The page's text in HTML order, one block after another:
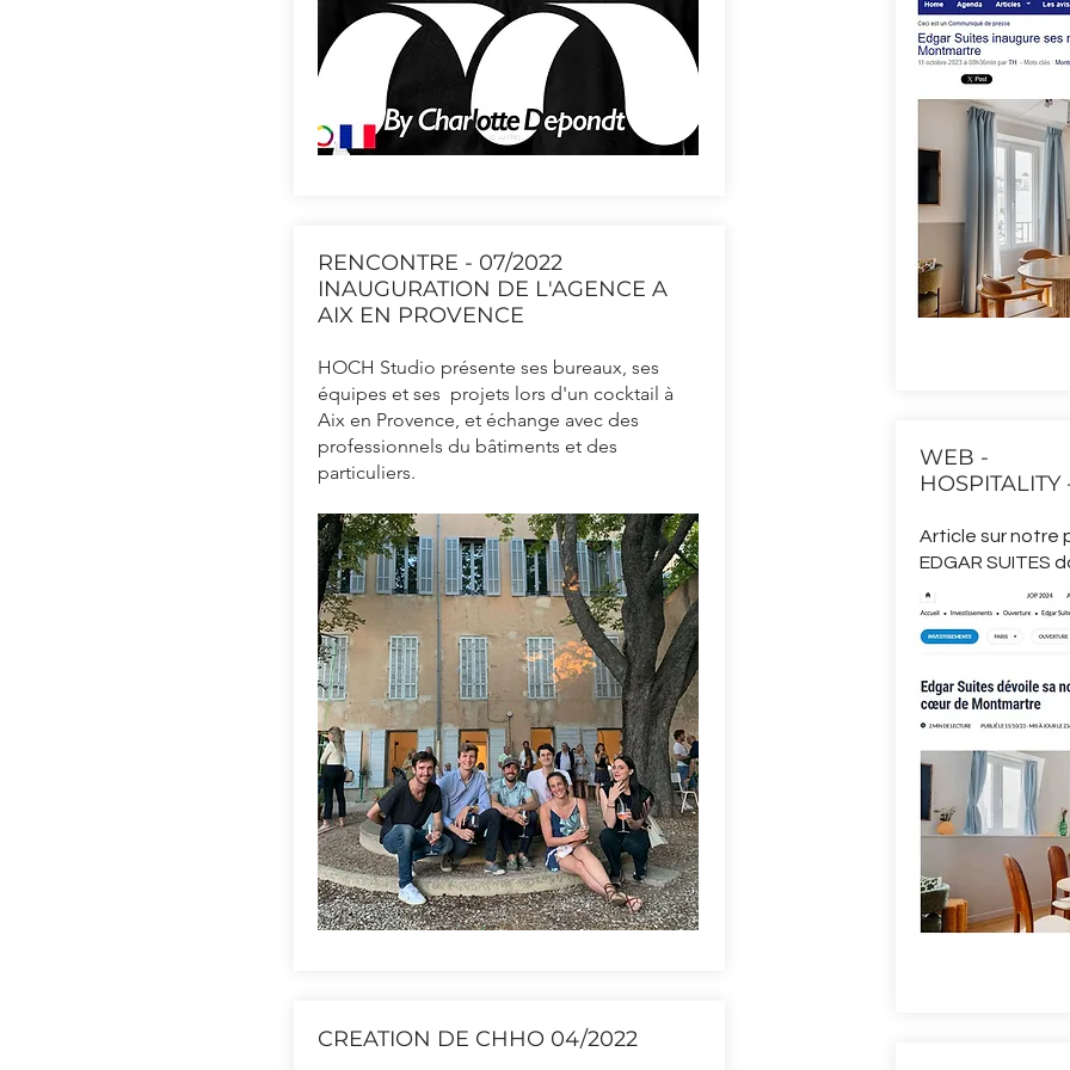
RENCONTRE - 07/2022
INAUGURATION DE L'AGENCE A
AIX EN PROVENCE
HOCH Studio présente ses bureaux, ses
équipes et ses projets lors d'un cocktail à
Aix en Provence, et échange avec des
professionnels du bâtiments et des
particuliers.
CREATION DE CHHO 04/2022
WEB -
HOSPITALITY
Article sur notre
EDGAR SUITES